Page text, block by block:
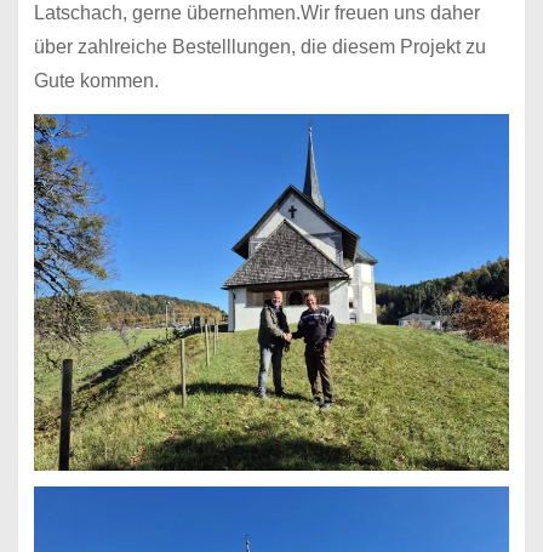
Latschach, gerne übernehmen.Wir freuen uns daher
über zahlreiche Bestelllungen, die diesem Projekt zu
Gute kommen.